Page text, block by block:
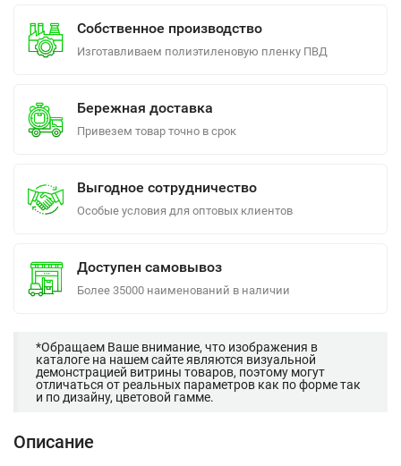
Собственное производство
Изготавливаем полиэтиленовую пленку ПВД
Бережная доставка
Привезем товар точно в срок
Выгодное сотрудничество
Особые условия для оптовых клиентов
Доступен самовывоз
Более 35000 наименований в наличии
*Обращаем Ваше внимание, что изображения в
каталоге на нашем сайте являются визуальной
демонстрацией витрины товаров, поэтому могут
отличаться от реальных параметров как по форме так
и по дизайну, цветовой гамме.
Описание